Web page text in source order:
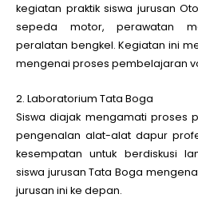
kegiatan praktik siswa jurusan
sepeda motor, perawatan
peralatan bengkel. Kegiatan ini
mengenai proses pembelajaran
2. Laboratorium Tata Boga
Siswa diajak mengamati proses
pengenalan alat-alat dapur
kesempatan untuk berdiskusi
siswa jurusan Tata Boga
jurusan ini ke depan.